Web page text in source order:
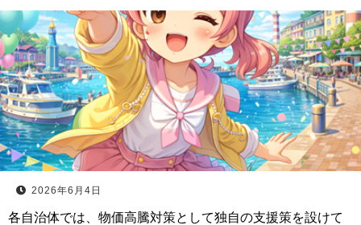
2026年6月4日
各自治体では、物価高騰対策として独自の支援策を設けて